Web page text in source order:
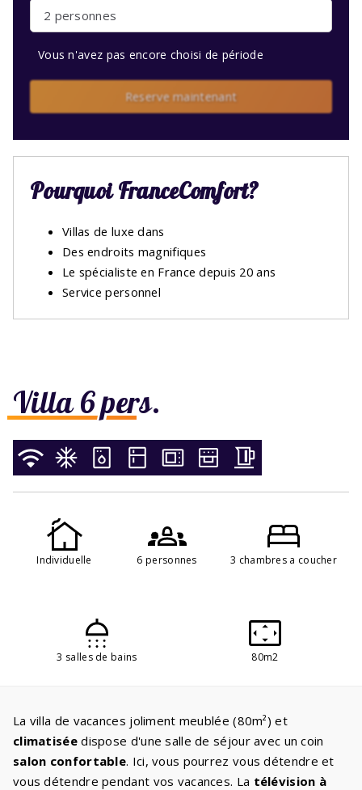
Villa 6 pers.
Individuelle 6 personnes 3 chambres a coucher
3 salles de bains 80m2
La villa de vacances joliment meublée (80m²) et
climatiséedispose d'une salle de séjour avec un coin
salon confortable. Ici, vous pourrez vous détendre et
vous détendre pendant vos vacances. La télévision à
2 personnes
Vous n'avez pas encore choisi de période
Reserve maintenant
Pourquoi FranceComfort?
Villas de luxe dans
Des endroits magnifiques
Le spécialiste en France depuis 20 ans
Service personnel